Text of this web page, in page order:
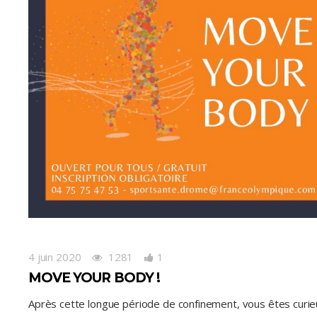
4 juin 2020 1281 1
MOVE YOUR BODY !
Après cette longue période de confinement, vous êtes